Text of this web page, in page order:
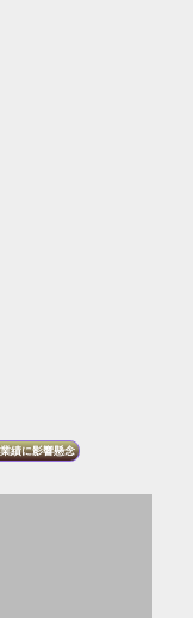
業績に影響懸念